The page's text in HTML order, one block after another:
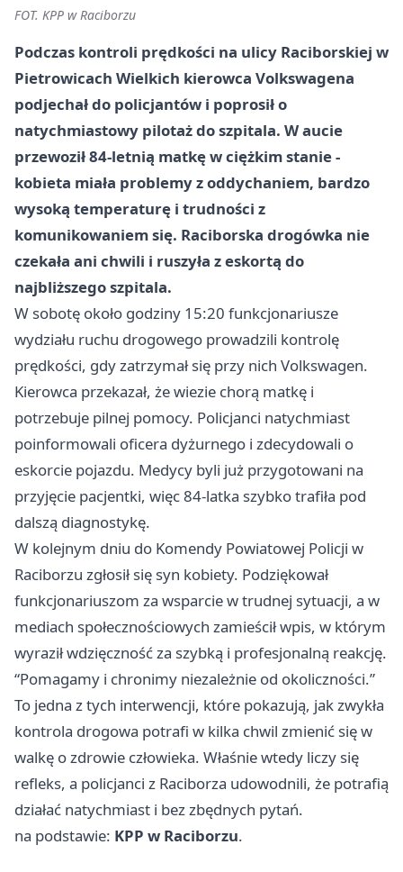
FOT. KPP w Raciborzu
Podczas kontroli prędkości na ulicy Raciborskiej w
Pietrowicach Wielkich kierowca Volkswagena
podjechał do policjantów i poprosił o
natychmiastowy pilotaż do szpitala. W aucie
przewoził 84-letnią matkę w ciężkim stanie -
kobieta miała problemy z oddychaniem, bardzo
wysoką temperaturę i trudności z
komunikowaniem się. Raciborska drogówka nie
czekała ani chwili i ruszyła z eskortą do
najbliższego szpitala.
W sobotę około godziny 15:20 funkcjonariusze
wydziału ruchu drogowego prowadzili kontrolę
prędkości, gdy zatrzymał się przy nich Volkswagen.
Kierowca przekazał, że wiezie chorą matkę i
potrzebuje pilnej pomocy. Policjanci natychmiast
poinformowali oficera dyżurnego i zdecydowali o
eskorcie pojazdu. Medycy byli już przygotowani na
przyjęcie pacjentki, więc 84-latka szybko trafiła pod
dalszą diagnostykę.
W kolejnym dniu do Komendy Powiatowej Policji w
Raciborzu zgłosił się syn kobiety. Podziękował
funkcjonariuszom za wsparcie w trudnej sytuacji, a w
mediach społecznościowych zamieścił wpis, w którym
wyraził wdzięczność za szybką i profesjonalną reakcję.
“Pomagamy i chronimy niezależnie od okoliczności.”
To jedna z tych interwencji, które pokazują, jak zwykła
kontrola drogowa potrafi w kilka chwil zmienić się w
walkę o zdrowie człowieka. Właśnie wtedy liczy się
refleks, a policjanci z Raciborza udowodnili, że potrafią
działać natychmiast i bez zbędnych pytań.
na podstawie: KPP w Raciborzu.